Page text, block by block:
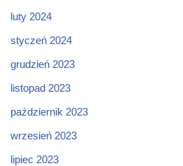
luty 2024
styczeń 2024
grudzień 2023
listopad 2023
październik 2023
wrzesień 2023
lipiec 2023